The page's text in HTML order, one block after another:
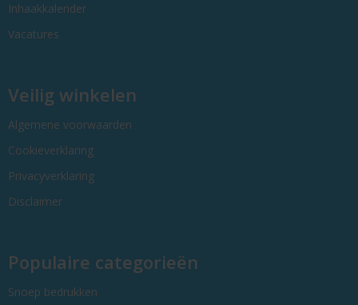
Inhaakkalender
Vacatures
Veilig winkelen
Algemene voorwaarden
Cookieverklaring
Privacyverklaring
Disclaimer
Populaire categorieën
Snoep bedrukken